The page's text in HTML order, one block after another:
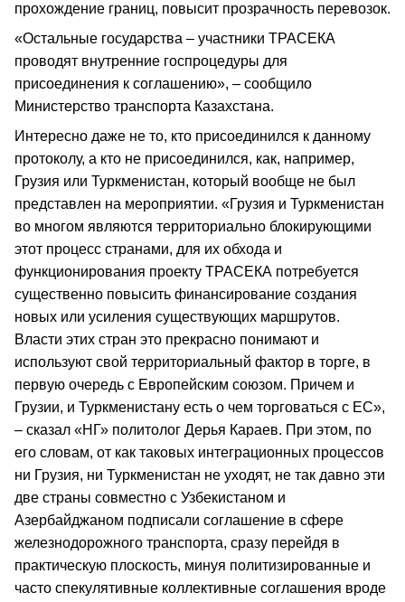
прохождение границ, повысит прозрачность перевозок.
«Остальные государства – участники ТРАСЕКА
проводят внутренние госпроцедуры для
присоединения к соглашению», – сообщило
Министерство транспорта Казахстана.
Интересно даже не то, кто присоединился к данному
протоколу, а кто не присоединился, как, например,
Грузия или Туркменистан, который вообще не был
представлен на мероприятии. «Грузия и Туркменистан
во многом являются территориально блокирующими
этот процесс странами, для их обхода и
функционирования проекту ТРАСЕКА потребуется
существенно повысить финансирование создания
новых или усиления существующих маршрутов.
Власти этих стран это прекрасно понимают и
используют свой территориальный фактор в торге, в
первую очередь с Европейским союзом. Причем и
Грузии, и Туркменистану есть о чем торговаться с ЕС»,
– сказал «НГ» политолог Дерья Караев. При этом, по
его словам, от как таковых интеграционных процессов
ни Грузия, ни Туркменистан не уходят, не так давно эти
две страны совместно с Узбекистаном и
Азербайджаном подписали соглашение в сфере
железнодорожного транспорта, сразу перейдя в
практическую плоскость, минуя политизированные и
часто спекулятивные коллективные соглашения вроде